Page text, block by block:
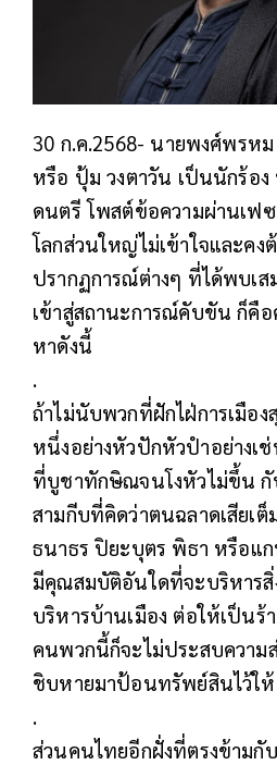
30 ก.ค.2568- นายพงศ์พรห
หรือ ปุ้ม วงตาวัน เป็นนักร้อง
ดนตรี โพสต์ข้อความผ่านเฟ
โลกส่วนใหญ่ไม่เข้าใจและคง
ปรากฏการณ์ต่างๆ ที่ได้พบเส
เข้าสู่สถานะการณ์คับขัน ก็คื
หาดังนี้
.
ถ้าไม่นับพวกที่ฝักไฝ่การเมือง
หนึ่งอย่างหัวปักหัวปำอย่างเ
ที่บูชาทักษิณจนโงหัวไม่ขึ้น กั
สามกีบที่คิดว่าตนฉลาดเสียเต็
ธนาธร ปิยะบุตร พิธา หรือแ
มีคุณสมบัติอันใดที่จะบริหารสิ่
บริหารบ้านเมือง ต่อให้เป็นร้
คนพวกนี้ก็จะไม่ประสบความ
ชิบหายมาป้อนทรัพย์สินไว้ให้
.
ส่วนคนไทยอีกฝั่งที่ตรงข้ามกั